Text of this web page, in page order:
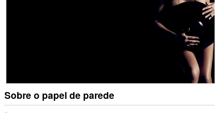
Sobre o papel de parede